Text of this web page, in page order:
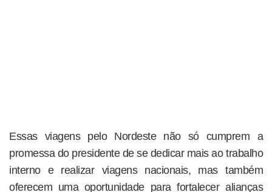
Essas viagens pelo Nordeste não só cumprem a
promessa do presidente de se dedicar mais ao trabalho
interno e realizar viagens nacionais, mas também
oferecem uma oportunidade para fortalecer alianças